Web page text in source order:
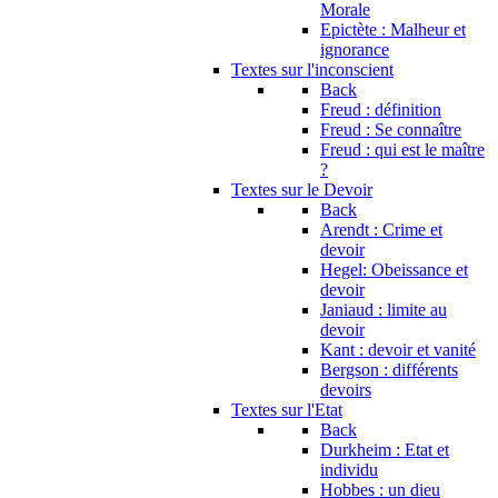
Morale
Epictète : Malheur et
ignorance
Textes sur l'inconscient
Back
Freud : définition
Freud : Se connaître
Freud : qui est le maître
?
Textes sur le Devoir
Back
Arendt : Crime et
devoir
Hegel: Obeissance et
devoir
Janiaud : limite au
devoir
Kant : devoir et vanité
Bergson : différents
devoirs
Textes sur l'Etat
Back
Durkheim : Etat et
individu
Hobbes : un dieu